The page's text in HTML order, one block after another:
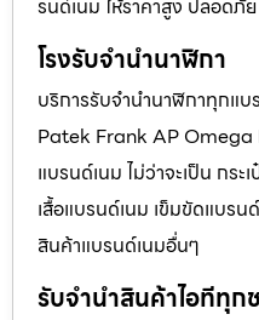
รนด์เนม ให้ราคาสูง ปลอดภัย
โรงรับจำนำนาฬิกา
บริการรับจำนำนาฬิกาทุกแบ
Patek Frank AP Omega
แบรนด์เนม ไม่ว่าจะเป็น กระ
เสื้อแบรนด์เนม เข็มขัดแบร
สินค้าแบรนด์เนมอื่นๆ
รับจำนำสินค้าไอทีทุก